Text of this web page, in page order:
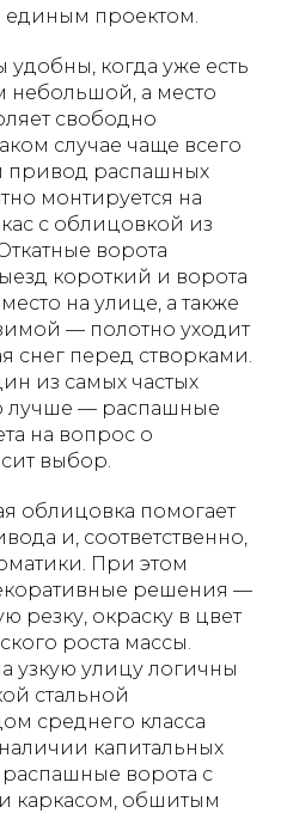
единым проектом.
когда уже есть
небольшой, а место
свободно
случае чаще всего
привод распашных
монтируется на
с облицовкой из
ворота
короткий и ворота
на улице, а также
— полотно уходит
снег перед створками.
из самых частых
лучше — распашные
на вопрос о
выбор.
облицовка помогает
и, соответственно,
При этом
решения —
резку, окраску в цвет
роста массы.
узкую улицу логичны
стальной
среднего класса
капитальных
ворота с
каркасом, обшитым